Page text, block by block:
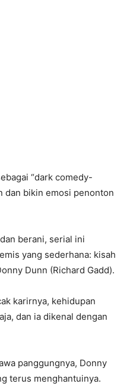
“dark comedy-
dan bikin emosi penonton
berani, serial ini
yang sederhana: kisah
Dunn (Richard Gadd).
karirnya, kehidupan
dan ia dikenal dengan
panggungnya, Donny
terus menghantuinya.